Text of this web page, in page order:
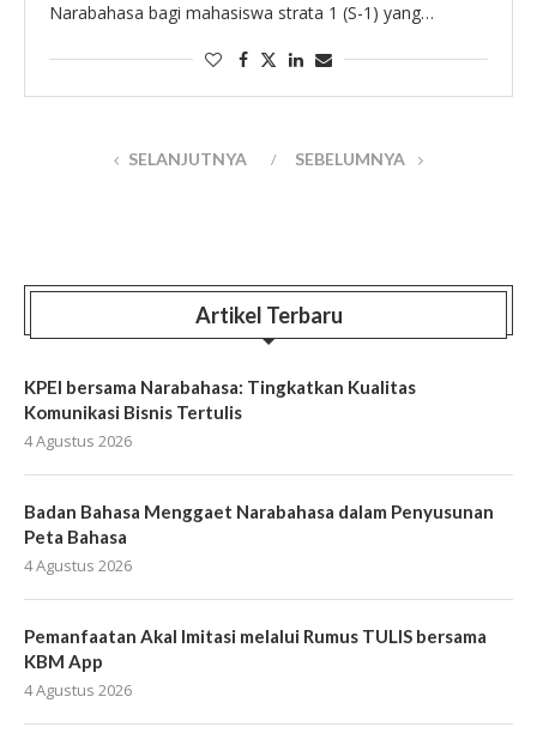
Narabahasa bagi mahasiswa strata 1 (S-1) yang
bahasa. Kata “pramubahasa” diciptakan khusus—dari
gabungan bentuk terikat “pramu-“ dan …
SELANJUTNYA SEBELUMNYA
Artikel Terbaru
KPEI bersama Narabahasa: Tingkatkan Kualitas
Komunikasi Bisnis Tertulis
4 Agustus 2026
Badan Bahasa Menggaet Narabahasa dalam Penyusunan
Peta Bahasa
4 Agustus 2026
Pemanfaatan Akal Imitasi melalui Rumus TULIS bersama
KBM App
4 Agustus 2026